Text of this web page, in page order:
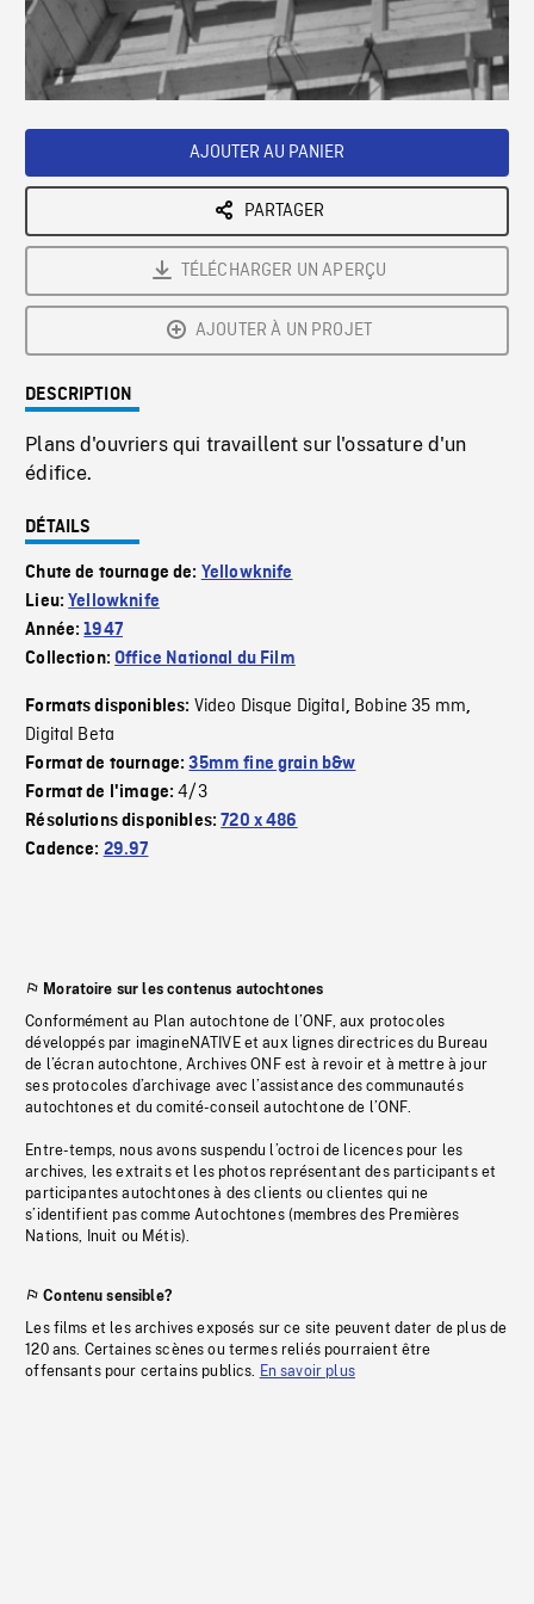
/ Loaded:
Playback
AJOUTER AU PANIER
PARTAGER
TÉLÉCHARGER UN APERÇU
AJOUTER À UN PROJET
DESCRIPTION
Plans d'ouvriers qui travaillent sur l'ossature d'un
édifice.
DÉTAILS
Chute de tournage de: Yellowknife
Lieu:Yellowknife
Année:1947
Collection:Office National du Film
Formats disponibles: Video Disque Digital, Bobine 35 mm,
Digital Beta
Format de tournage:35mm fine grain b&w
Format de l'image:4/3
Résolutions disponibles:720 x 486
Cadence: 29.97
Moratoire sur les contenus autochtones
Conformément au Plan autochtone de l’ONF, aux protocoles
développés par imagineNATIVE et aux lignes directrices du Bureau
de l’écran autochtone, Archives ONF est à revoir et à mettre à jour
ses protocoles d’archivage avec l’assistance des communautés
autochtones et du comité-conseil autochtone de l’ONF.
Entre-temps, nous avons suspendu l’octroi de licences pour les
archives, les extraits et les photos représentant des participants et
participantes autochtones à des clients ou clientes qui ne
s’identifient pas comme Autochtones (membres des Premières
Nations, Inuit ou Métis).
Contenu sensible?
Les films et les archives exposés sur ce site peuvent dater de plus de
120 ans. Certaines scènes ou termes reliés pourraient être
offensants pour certains publics. En savoir plus